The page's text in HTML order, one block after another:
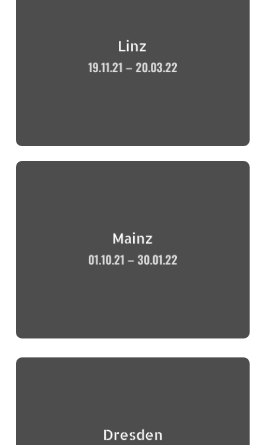
Linz
19.11.21 – 20.03.22
Mainz
01.10.21 – 30.01.22
Dresden